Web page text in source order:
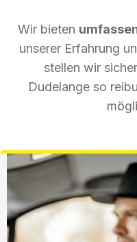
Wir bieten
unserer Erfahrung
stellen wir
Dudelange so